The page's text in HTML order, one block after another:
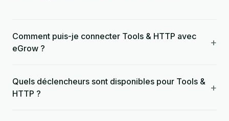
Comment puis-je connecter Tools & HTTP avec
eGrow ?
+
Quels déclencheurs sont disponibles pour Tools &
HTTP ?
+